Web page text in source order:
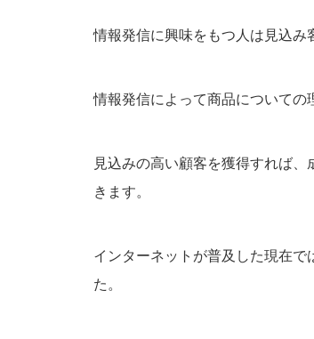
情報発信に興味をもつ人は見込み
情報発信によって商品についての
見込みの高い顧客を獲得すれば
きます。
インターネットが普及した現在
た。